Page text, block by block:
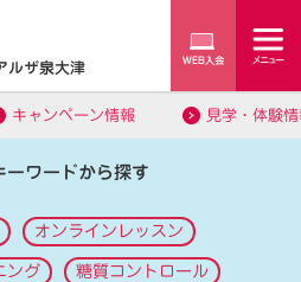
ルザ泉大津
キャンペーン情報 見学・体験
ーワードから探す
オンラインレッスン
ング 糖質コントロール